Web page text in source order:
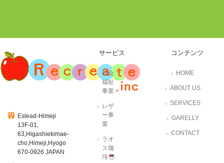
Eslead-Himeji
13F-01,
63,Higashiekimae-
cho,Himeji,Hyogo
670-0926 JAPAN
サービス
社会
福祉
事業
レザ
ー事
業
ラオ
ス珈
琲
コンテンツ
HOME
ABOUT US
SERVICES
GARELLY
CONTACT